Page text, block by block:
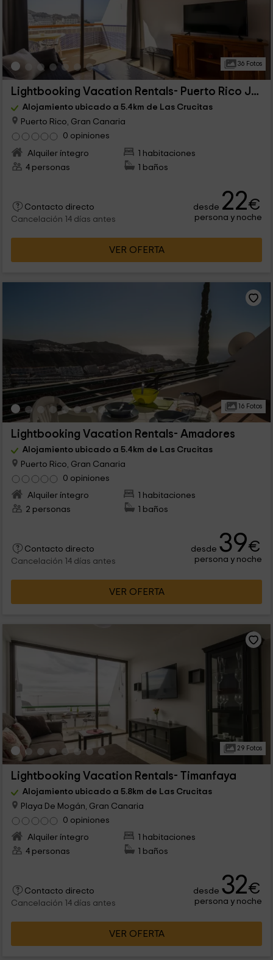
36 Fotos
Lightbooking Vacation Rentals- Puerto Rico Jumana
Alojamiento ubicado a 5.4km de Las Crucitas
Puerto Rico, Gran Canaria
0 opiniones
Alquiler íntegro
1 habitaciones
4 personas
1 baños
Contacto directo
Cancelación 14 días antes
desde 22€
persona y noche
VER OFERTA
16 Fotos
Lightbooking Vacation Rentals- Amadores
Alojamiento ubicado a 5.4km de Las Crucitas
Puerto Rico, Gran Canaria
0 opiniones
Alquiler íntegro
1 habitaciones
2 personas
1 baños
Contacto directo
Cancelación 14 días antes
desde 39€
persona y noche
VER OFERTA
29 Fotos
Lightbooking Vacation Rentals- Timanfaya
Alojamiento ubicado a 5.8km de Las Crucitas
Playa De Mogán, Gran Canaria
0 opiniones
Alquiler íntegro
1 habitaciones
4 personas
1 baños
Contacto directo
Cancelación 14 días antes
desde 32€
persona y noche
VER OFERTA